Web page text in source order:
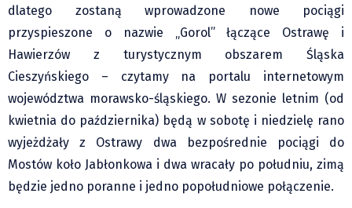
Klub Podróżnika ZA OKNEM
Sport
Czytelnicy piszą
Multimedia
Obiektyw Głosu
Fotoreportaże
studio glos.live
Głos Brandysa
dlatego zostaną wprowadzone nowe pociągi
przyspieszone o nazwie „Gorol” łączące Ostrawę i
Hawierzów z turystycznym obszarem Śląska
Cieszyńskiego – czytamy na portalu internetowym
województwa morawsko-śląskiego. W sezonie letnim (od
kwietnia do października) będą w sobotę i niedzielę rano
wyjeżdżały z Ostrawy dwa bezpośrednie pociągi do
Mostów koło Jabłonkowa i dwa wracały po południu, zimą
będzie jedno poranne i jedno popołudniowe połączenie.